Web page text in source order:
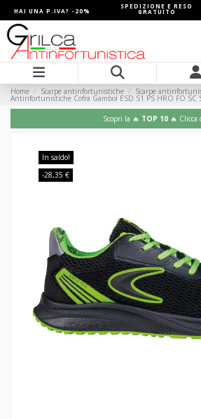
HAI UNA P.IVA? -20%
SPEDIZIONE E RESO
GRATUITO
Home Scarpe antinfortunistiche Scarpe
Antinfortunistiche Cofra Gambol ESD S1 PS HRO FO SC
Scopri la 🔥 TOP 10 🔥 Clicca
In saldo!
-28,35 €